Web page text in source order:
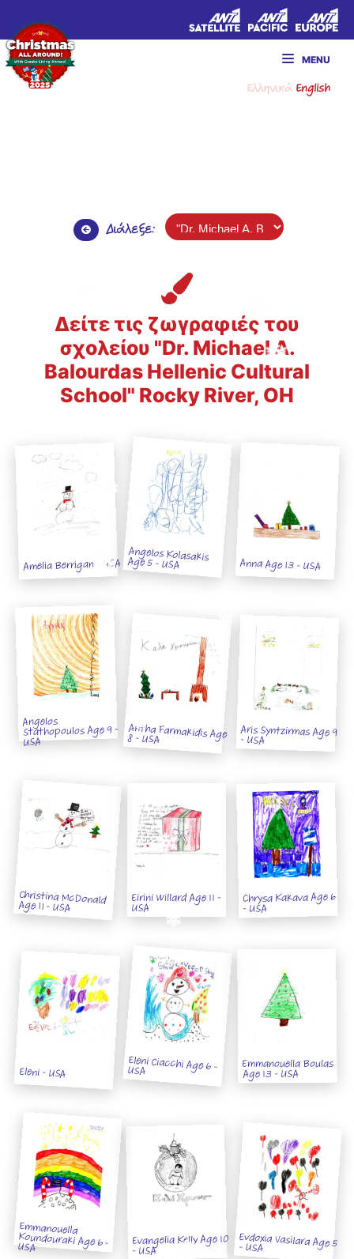
MENU
ΕλληνικάEnglish
Διάλεξε:
Δείτε τις ζωγραφιές του
σχολείου "Dr. Michael A.
Balourdas Hellenic Cultural
School" Rocky River, OH
Amelia Berrigan - USA Angelos Kolasakis
Age 5 - USA Anna Age 13 - USA
Angelos
Stathopoulos Age 9 -
USA Antha Farmakidis Age
8 - USA Aris Syntzirmas Age 9
- USA
Christina McDonald
Age 11 - USA Eirini Willard Age 11 -
USA Chrysa Kakava Age 6
- USA
Eleni - USA Eleni Ciacchi Age 6 -
USA Emmanouella Boulas
Age 13 - USA
Emmanouella
Koundouraki Age 6 -
USA Evangelia Kelly Age 10
- USA Evdoxia Vasilara Age 5
- USA